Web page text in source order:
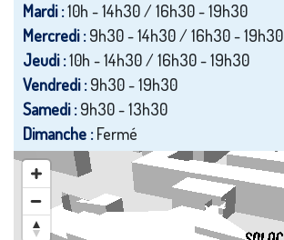
Mardi :10h - 14h30 / 16h30 - 19h30
Mercredi :9h30 - 14h30 / 16h30 - 19h30
Jeudi :10h - 14h30 / 16h30 - 19h30
Vendredi :9h30 - 19h30
Samedi :9h30 - 13h30
Dimanche :Fermé